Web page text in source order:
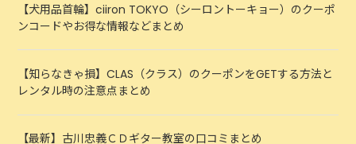
【犬用品首輪】ciiron TOKYO（シーロントーキョー）のクーポ
ンコードやお得な情報などまとめ
【知らなきゃ損】CLAS（クラス）のクーポンをGETする方法と
レンタル時の注意点まとめ
【最新】古川忠義ＣＤギター教室の口コミまとめ